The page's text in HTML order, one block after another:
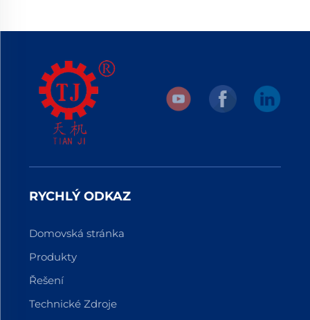
RYCHLÝ ODKAZ
Domovská stránka
Produkty
Řešení
Technické Zdroje